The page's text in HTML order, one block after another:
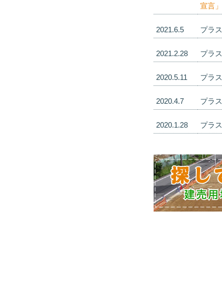
宣言
2021.6.5 プラ
2021.2.28 プラ
2020.5.11 プラ
2020.4.7 プラ
2020.1.28 プラ